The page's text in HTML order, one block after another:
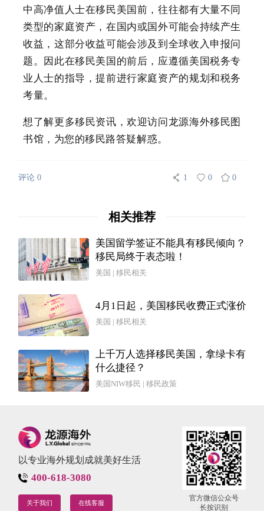
中高净值人士在移民美国前，往往都有大量不同
类型的家庭资产，在国内或国外可能会持续产生
收益，这部分收益可能会涉及到全球收入申报问
题。因此在移民美国的前后，应遵循美国税务专
业人士的指导，提前进行家庭资产的规划和税务
考量。
想了解更多移民资讯，欢迎访问龙源海外移民图
书馆，为您的移民路答疑解惑。
评论 0 1 0 0
相关推荐
美国留学签证不能具有移民倾向？
移民局终于表态啦！
美国 | 移民相关
4月1日起，美国移民收费正式涨价
美国 | 移民相关
上千万人选择移民美国，拿绿卡有
什么捷径？
美国NIW移民 | 移民政策
以专业海外规划成就美好生活
400-618-3080
关于我们 在线客服
官方微信公众号
长按识别